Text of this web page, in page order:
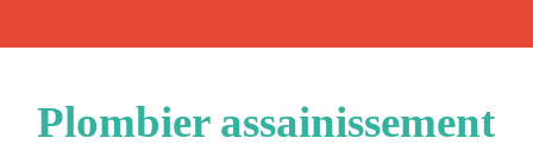
Plombier assainissement